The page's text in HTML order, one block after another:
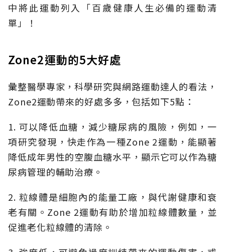
中將此運動列入「百歲健康人生必備的運動清
單」
！
Zone2運動的5大好處
彙整醫學專家，科學研究與網路運動達人的看法，
Zone2運動帶來的好處多多，包括如下5點 ：
1. 可以降低血糖，減少糖尿病的風險，例如，一
項研究發現，快走作為一種Zone 2運動，能顯著
降低成年男性的空腹血糖水平，顯示它可以作為糖
尿病管理的輔助治療。
2. 粒線體是細胞內的能量工廠，與代謝健康和衰
老有關。Zone 2運動有助於增加粒線體數量，並
促進老化粒線體的清除。